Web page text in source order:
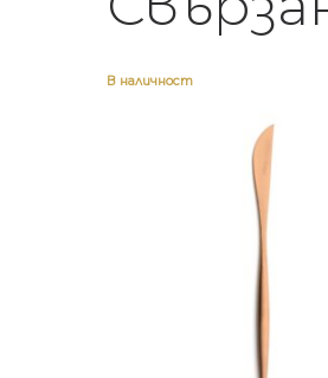
В наличност